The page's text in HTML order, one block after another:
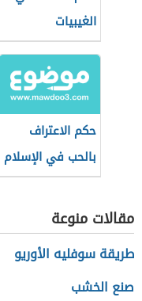
الغيبيات
حكم الاعتراف
بالحب في الإسلام
مقالات منوعة
طريقة سوفليه الأوريو
صنع الخشب